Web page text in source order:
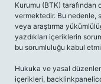
Kurumu (BTK) tarafından
vermektedir. Bu nedenle,
veya araştırma
yazdıkları içeriklerin
bu sorumluluğu kabul
Hukuka ve yasal
içerikleri,